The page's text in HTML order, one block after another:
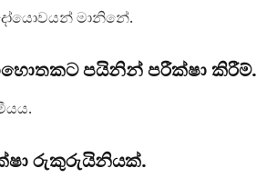
මානිනේ.
පයිනින් පරීක්ෂා කිරීම්.
රුකුරුයිනියක්.